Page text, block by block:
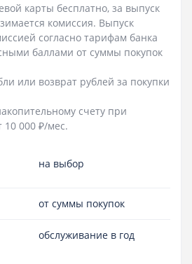
карты бесплатно, за выпуск
комиссия. Выпуск
согласно тарифам банка
баллами от суммы покупок
или возврат рублей за покупки
счету при
10 000 ₽/мес.
на выбор
от суммы покупок
обслуживание в год